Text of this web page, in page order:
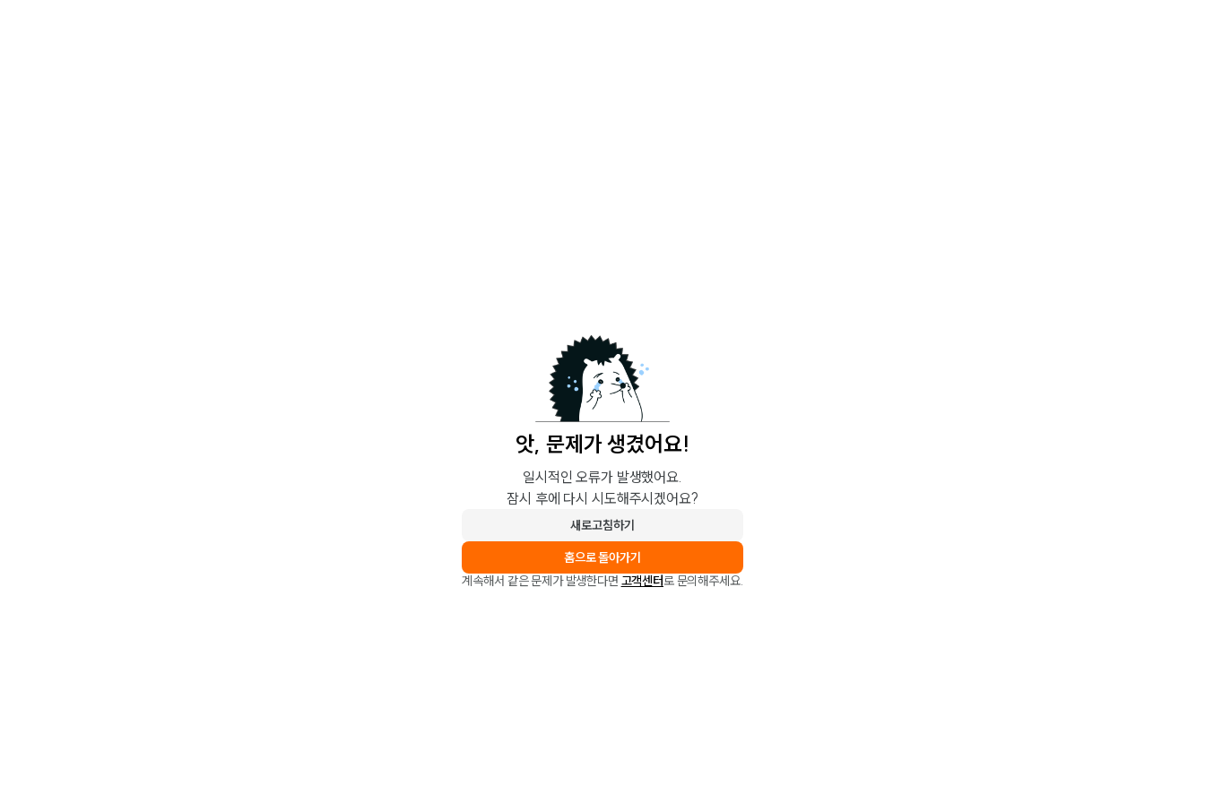
앗, 문제가 생겼어요!
일시적인 오류가 발생했어요.
잠시 후에 다시 시도해주시겠어요?
새로고침하기
홈으로 돌아가기
계속해서 같은 문제가 발생한다면 고객센터로 문의해주세요.